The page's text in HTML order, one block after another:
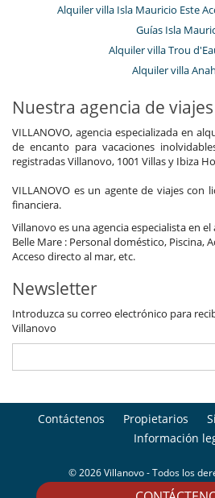
Alquiler villa Isla Mauricio Este
Guías Isla
Alquiler villa Trou
Alquiler villa
Nuestra agencia de viajes
VILLANOVO, agencia especializada en
de encanto para vacaciones
registradas Villanovo, 1001 Villas y Ibiza
VILLANOVO es un agente de viajes con
financiera.
Villanovo es una agencia especialista en
Belle Mare : Personal doméstico, Piscina,
Acceso directo al mar, etc.
Newsletter
Introduzca su correo electrónico para
Villanovo
Contáctenos Propietarios
Información
© 2026 Villanovo - Todos los